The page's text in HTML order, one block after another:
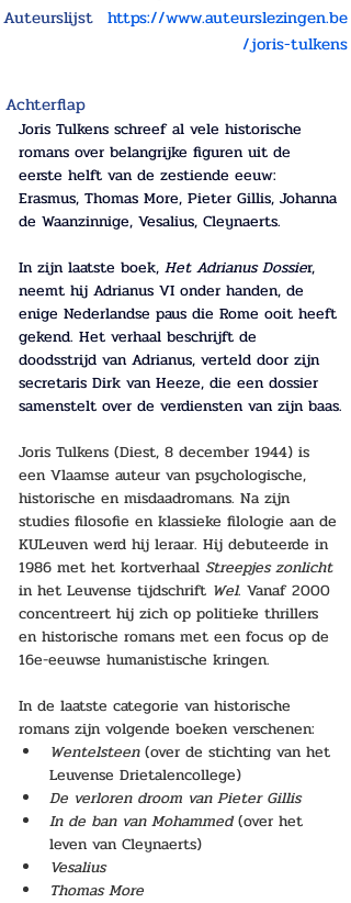
Auteurslijst https://www.auteurslezingen.be
/joris-tulkens
Achterflap
Joris Tulkens schreef al vele historische
romans over belangrijke figuren uit de
eerste helft van de zestiende eeuw:
Erasmus, Thomas More, Pieter Gillis, Johanna
de Waanzinnige, Vesalius, Cleynaerts.
In zijn laatste boek, Het Adrianus Dossier,
neemt hij Adrianus VI onder handen, de
enige Nederlandse paus die Rome ooit heeft
gekend. Het verhaal beschrijft de
doodsstrijd van Adrianus, verteld door zijn
secretaris Dirk van Heeze, die een dossier
samenstelt over de verdiensten van zijn baas.
Joris Tulkens (Diest, 8 december 1944) is
een Vlaamse auteur van psychologische,
historische en misdaadromans. Na zijn
studies filosofie en klassieke filologie aan de
KULeuven werd hij leraar. Hij debuteerde in
1986 met het kortverhaal Streepjes zonlicht
in het Leuvense tijdschrift Wel. Vanaf 2000
concentreert hij zich op politieke thrillers
en historische romans met een focus op de
16e-eeuwse humanistische kringen.
In de laatste categorie van historische
romans zijn volgende boeken verschenen:
Wentelsteen (over de stichting van het
Leuvense Drietalencollege)
De verloren droom van Pieter Gillis
In de ban van Mohammed (over het
leven van Cleynaerts)
Vesalius
Thomas More